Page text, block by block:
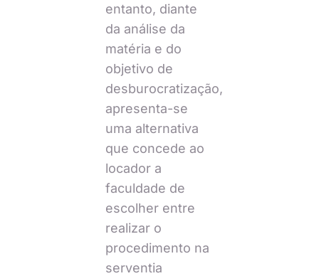
entanto, diante
da análise da
matéria e do
objetivo de
desburocratização,
apresenta-se
uma alternativa
que concede ao
locador a
faculdade de
escolher entre
realizar o
procedimento na
serventia